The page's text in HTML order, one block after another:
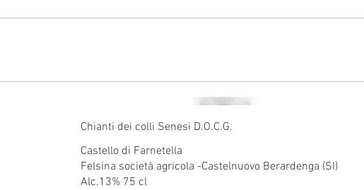
Chianti dei colli Senesi D.O.C.G.
Castello di Farnetella
Felsina società agricola -Castelnuovo Berardenga (SI)
Alc.13% 75 cl